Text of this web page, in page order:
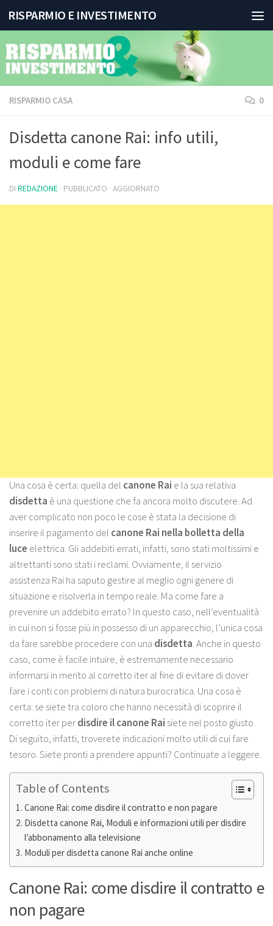
Salta al contenuto
RISPARMIO E INVESTIMENTO
RISPARMIO CASA 0
Disdetta canone Rai: info utili,
moduli e come fare
DI REDAZIONE · PUBBLICATO · AGGIORNATO
Una cosa è certa: quella del canone Rai e la sua relativa
disdetta è una questione che fa ancora molto discutere. Ad
aver complicato non poco le cose è stata la decisione di
inserire il pagamento del canone Rai nella bolletta della
luce elettrica. Gli addebiti errati, infatti, sono stati moltissimi e
altrettanti sono stati i reclami. Ovviamente, il servizio
assistenza Rai ha saputo gestire al meglio ogni genere di
situazione e risolverla in tempo reale. Ma come fare a
prevenire un addebito errato? In questo caso, nell’eventualità
in cui non si fosse più in possesso di un apparecchio, l’unica cosa
da fare sarebbe procedere con una disdetta. Anche in questo
caso, come è facile intuire, è estremamente necessario
informarsi in merito al corretto iter al fine di evitare di dover
fare i conti con problemi di natura burocratica. Una cosa è
certa: se siete tra coloro che hanno necessità di scoprire il
corretto iter perdisdire il canone Rai siete nel posto giusto.
Di seguito, infatti, troverete indicazioni molto utili di cui fare
tesoro. Siete pronti a prendere appunti? Continuate a leggere.
Table of Contents
Canone Rai: come disdire il contratto e non pagare
Disdetta canone Rai, Moduli e informazioni utili per disdire
l’abbonamento alla televisione
Moduli per disdetta canone Rai anche online
Canone Rai: come disdire il contratto e
non pagare